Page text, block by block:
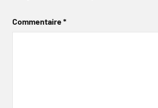
Commentaire*